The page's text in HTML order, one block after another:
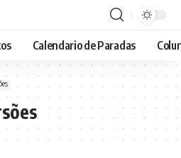
Calendario de Paradas